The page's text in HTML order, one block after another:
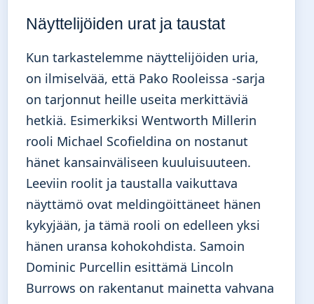
Näyttelijöiden urat ja taustat
Kun tarkastelemme näyttelijöiden uria,
on ilmiselvää, että Pako Rooleissa -sarja
on tarjonnut heille useita merkittäviä
hetkiä. Esimerkiksi Wentworth Millerin
rooli Michael Scofieldina on nostanut
hänet kansainväliseen kuuluisuuteen.
Leeviin roolit ja taustalla vaikuttava
näyttämö ovat meldingöittäneet hänen
kykyjään, ja tämä rooli on edelleen yksi
hänen uransa kohokohdista. Samoin
Dominic Purcellin esittämä Lincoln
Burrows on rakentanut mainetta vahvana